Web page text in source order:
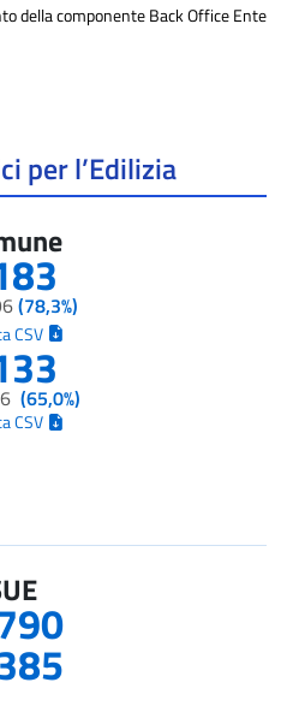
della componente Back Office Ente
per l’Edilizia
(78,3%)
CSV
(65,0%)
CSV